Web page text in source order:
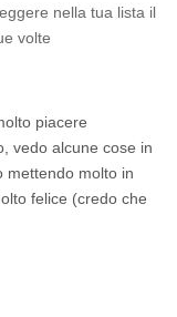
nella tua lista il
volte
piacere
vedo alcune cose in
mettendo molto in
felice (credo che